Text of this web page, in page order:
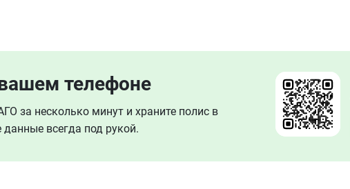
телефоне
за несколько минут и храните полис в
всегда под рукой.